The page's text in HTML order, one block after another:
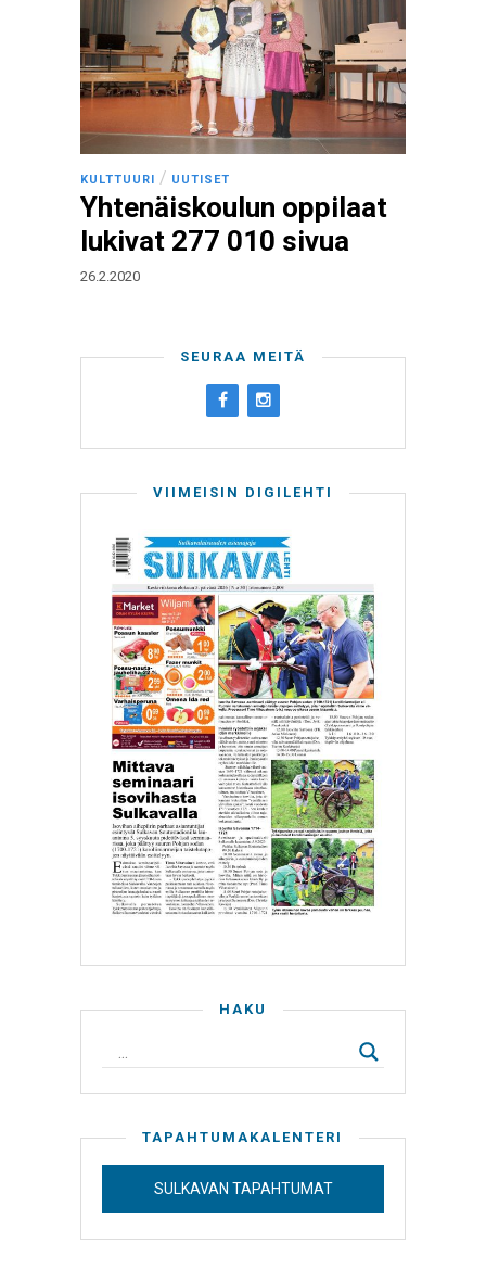
KULTTUURI / UUTISET
Yhtenäiskoulun oppilaat
lukivat 277 010 sivua
26.2.2020
SEURAA MEITÄ
VIIMEISIN DIGILEHTI
HAKU
TAPAHTUMAKALENTERI
SULKAVAN TAPAHTUMAT